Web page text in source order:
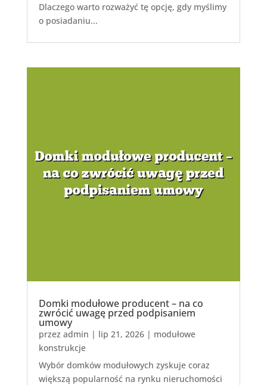
Dlaczego warto rozważyć tę opcję, gdy myślimy
o posiadaniu...
Domki modułowe producent – na co
zwrócić uwagę przed podpisaniem
umowy
przez admin | lip 21, 2026| modułowe
konstrukcje
Wybór domków modułowych zyskuje coraz
większą popularność na rynku nieruchomości